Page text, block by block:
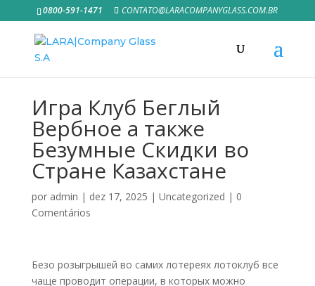
0800-591-1471 CONTATO@LARACOMPANYGLASS.COM.BR
Игра Клуб Беглый
Вербное а также
Безумные Скидки во
Стране Казахстане
por admin | dez 17, 2025 | Uncategorized | 0
Comentários
Безо розыгрышей во самих лотереях лотоклуб все
чаще проводит операции, в которых можно